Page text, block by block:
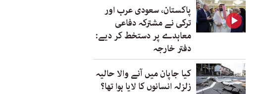
پاکستان، سعودی عرب اور
ترکی نے مشترکہ دفاعی
معاہدے پر دستخط کر دیے:
دفتر خارجہ
کیا جاپان میں آنے والا حالیہ
زلزلہ انسانوں کا لایا ہوا تھا؟